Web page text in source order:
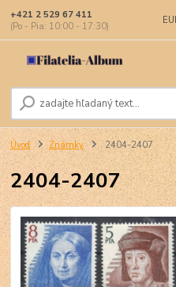
+421 2 529 67 411
(Po - Pia: 10:00 - 17:30)
Úvod Známky 2404-2407
2404-2407